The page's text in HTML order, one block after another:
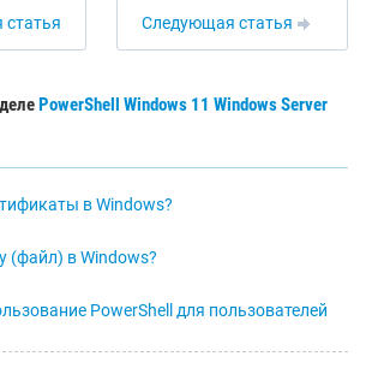
Следующая статья
PowerShell Windows 11 Windows Server
в Windows?
(файл) в Windows?
PowerShell для пользователей